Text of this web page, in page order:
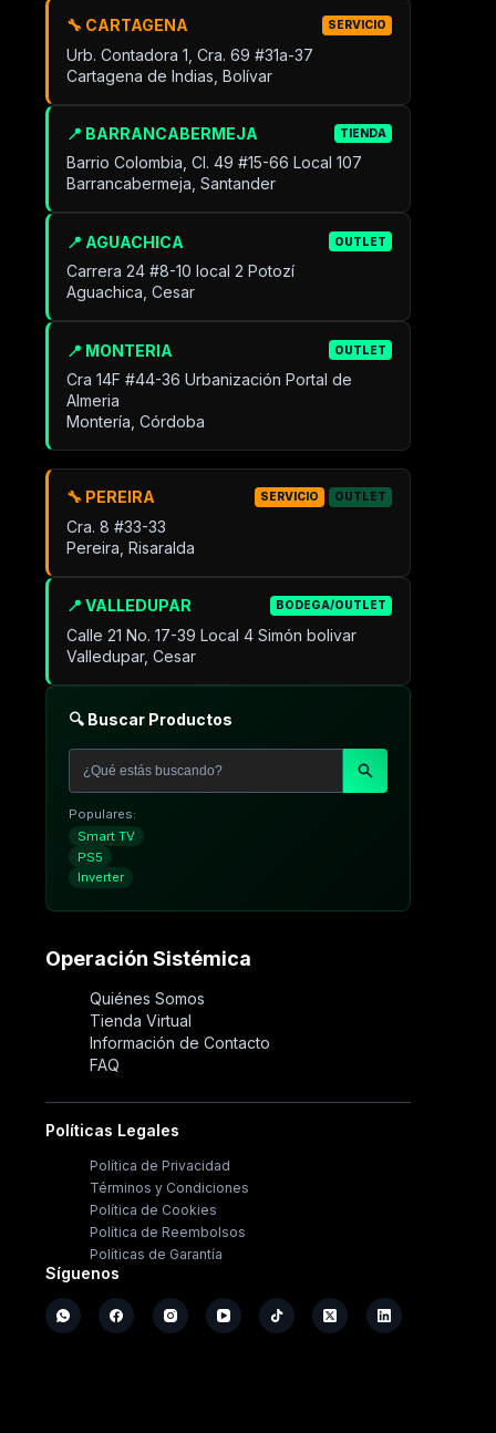
🔧 CARTAGENA SERVICIO
Urb. Contadora 1, Cra. 69 #31a-37
Cartagena de Indias, Bolívar
📍 BARRANCABERMEJA TIENDA
Barrio Colombia, Cl. 49 #15-66 Local 107
Barrancabermeja, Santander
📍 AGUACHICA OUTLET
Carrera 24 #8-10 local 2 Potozí
Aguachica, Cesar
📍 MONTERIA OUTLET
Cra 14F #44-36 Urbanización Portal de
Almeria
Montería, Córdoba
📍 VALLEDUPAR BODEGA/OUTLET
Calle 21 No. 17-39 Local 4 Simón bolivar
Valledupar, Cesar
🔧 PEREIRA SERVICIO OUTLET
Cra. 8 #33-33
Pereira, Risaralda
🔍 Buscar Productos
Populares:
Smart TV
PS5
Inverter
Operación Sistémica
Quiénes Somos
Tienda Virtual
Información de Contacto
FAQ
Políticas Legales
Política de Privacidad
Términos y Condiciones
Política de Cookies
Política de Reembolsos
Políticas de Garantía
Síguenos